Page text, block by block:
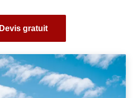
Devis gratuit